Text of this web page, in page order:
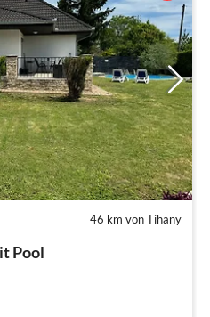
46 km von Tihany
Pool